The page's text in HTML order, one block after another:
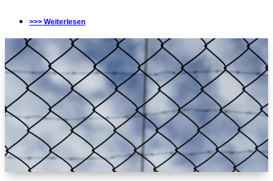
>>> Weiterlesen